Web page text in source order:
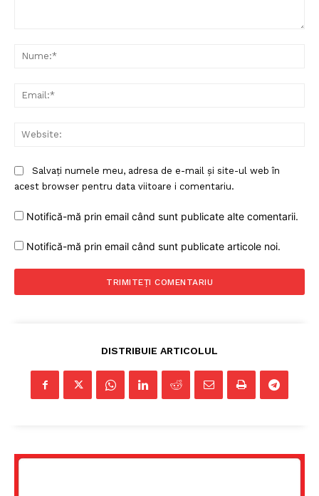
Salvați numele meu, adresa de e-mail și site-ul web în
acest browser pentru data viitoare i comentariu.
Notifică-mă prin email când sunt publicate alte comentarii.
Notifică-mă prin email când sunt publicate articole noi.
DISTRIBUIE ARTICOLUL